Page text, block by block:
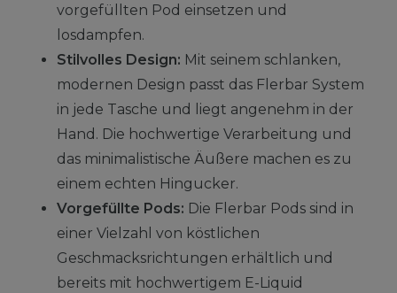
vorgefüllten Pod einsetzen und
losdampfen.
Stilvolles Design: Mit seinem schlanken,
modernen Design passt das Flerbar System
in jede Tasche und liegt angenehm in der
Hand. Die hochwertige Verarbeitung und
das minimalistische Äußere machen es zu
einem echten Hingucker.
Vorgefüllte Pods: Die Flerbar Pods sind in
einer Vielzahl von köstlichen
Geschmacksrichtungen erhältlich und
bereits mit hochwertigem E-Liquid